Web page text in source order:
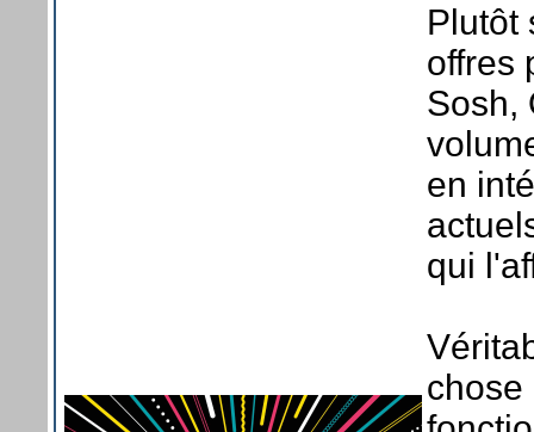
Plutôt
offres
Sosh,
en
qui
chose